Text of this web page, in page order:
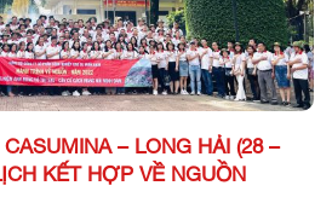
– LONG HẢI (28 –
KẾT HỢP VỀ NGUỒN